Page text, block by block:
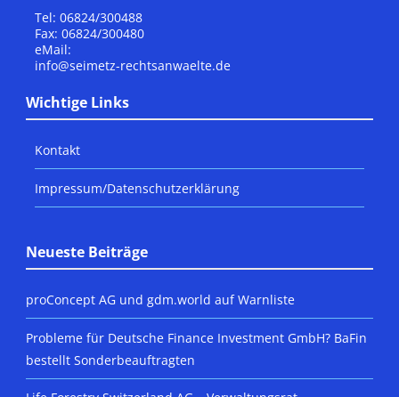
Tel: 06824/300488
Fax: 06824/300480
eMail:
info@seimetz-rechtsanwaelte.de
Wichtige Links
Kontakt
Impressum/Datenschutzerklärung
Neueste Beiträge
proConcept AG und gdm.world auf Warnliste
Probleme für Deutsche Finance Investment GmbH? BaFin
bestellt Sonderbeauftragten